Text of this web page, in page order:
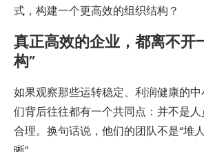
式，构建一个更高效的组织结构？
真正高效的企业，都离不开
构”
如果观察那些运转稳定、利润健康的
们背后往往都有一个共同点：并不是
合理。换句话说，他们的团队不是“堆